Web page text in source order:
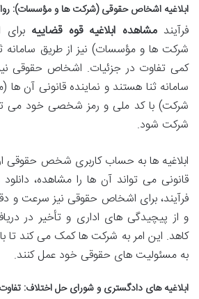
ابلاغیه اشخاص حقوقی (شرکت ها و مؤسسات):
فرآیندمشاهده ابلاغیه قوه قضاییه
شرکت ها و مؤسسات) نیز از طریق سامانه
کمی تفاوت در جزئیات. اشخاص حقوقی
سامانه ثنا هستند و نماینده قانونی آن ها
شرکت) با کد ملی و رمز شخصی خود می
شرکت شود.
ابلاغیه ها به حساب کاربری شخص حقوقی
قانونی می تواند آن ها را مشاهده،
فرآیند، برای اشخاص حقوقی نیز سرعت و
و از پیچیدگی های اداری و تأخیر در
کاهد. این امر به شرکت ها کمک می کند تا
به مسئولیت های حقوقی خود عمل کنند.
ابلاغیه های دادگستری و شورای حل اختلاف: